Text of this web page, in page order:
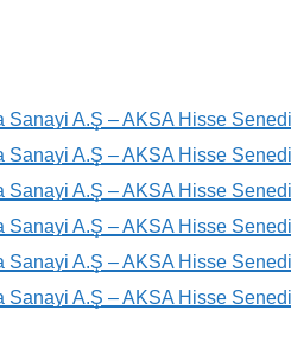
Sanayi A.Ş – AKSA Hisse
Sanayi A.Ş – AKSA Hisse
Sanayi A.Ş – AKSA Hisse
A.Ş – AKSA Hisse Senedi
A.Ş – AKSA Hisse Senedi
Sanayi A.Ş – AKSA Hisse